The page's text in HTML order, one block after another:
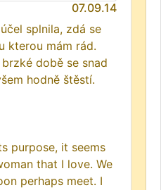
07.09.14
splnila, zdá se
kterou mám rád.
době se snad
hodně štěstí.
purpose, it seems
that I love. We
perhaps meet. I